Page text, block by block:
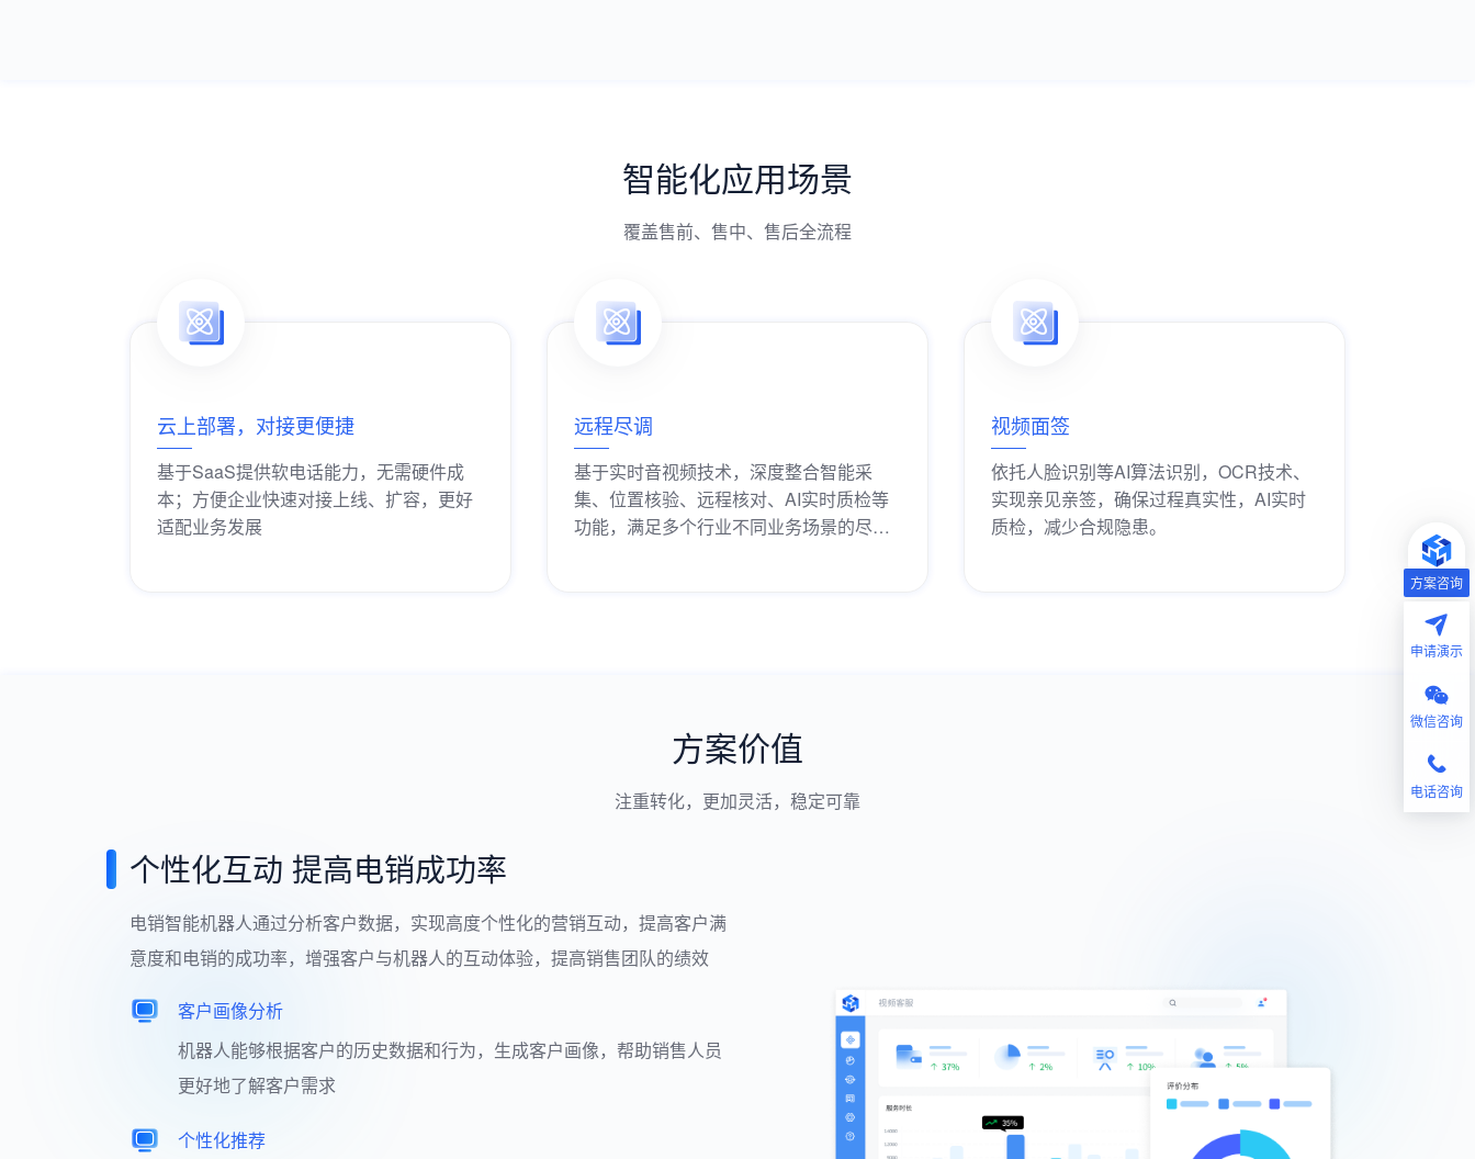
智能化应用场景
覆盖售前、售中、售后全流程
云上部署，对接更便捷
基于SaaS提供软电话能力，无需硬件成
本；方便企业快速对接上线、扩容，更好
适配业务发展
远程尽调
基于实时音视频技术，深度整合智能采
集、位置核验、远程核对、AI实时质检等
功能，满足多个行业不同业务场景的尽职
视频面签
依托人脸识别等AI算法识别，OCR技术、
实现亲见亲签，确保过程真实性，AI实时
质检，减少合规隐患。
方案价值
注重转化，更加灵活，稳定可靠
个性化互动 提高电销成功率
电销智能机器人通过分析客户数据，实现高度个性化的营销互动，提高客户满
意度和电销的成功率，增强客户与机器人的互动体验，提高销售团队的绩效
客户画像分析
机器人能够根据客户的历史数据和行为，生成客户画像，帮助销售人员
更好地了解客户需求
个性化推荐
方案咨询
申请演示
微信咨询
电话咨询